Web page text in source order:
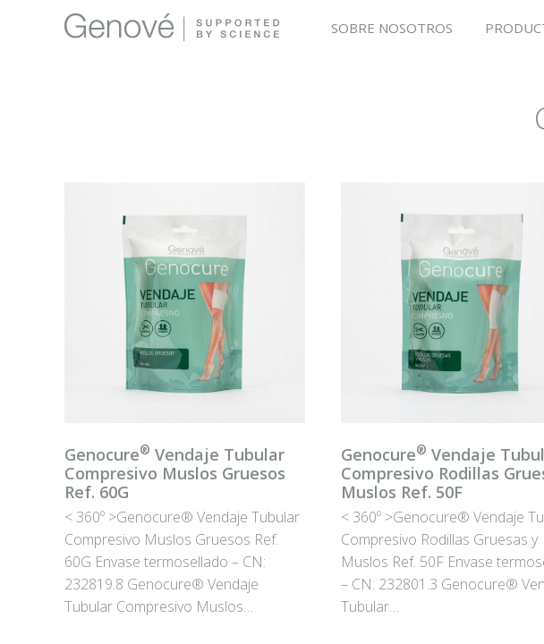
SOBRE NOSOTROS
Genocure® Vendaje Tubular
Compresivo Muslos Gruesos
Ref. 60G
< 360º >Genocure® Vendaje Tubular
Compresivo Muslos Gruesos Ref.
60G Envase termosellado – CN:
232819.8 Genocure® Vendaje
Tubular Compresivo Muslos…
Genocure® Vendaje
Compresivo Rodillas
Muslos Ref. 50F
< 360º >Genocure® Vendaje
Compresivo Rodillas Gruesas y
Muslos Ref. 50F Envase
– CN: 232801.3 Genocure®
Tubular…